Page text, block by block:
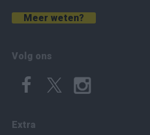
Meer weten?
Volg ons
Extra